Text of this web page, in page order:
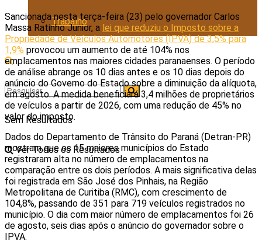
Trabalho
Sem Resultados
Ver Todos os Resultados
Sancionada nesta terça-feira (23) pelo governador Carlos
Massa Ratinho Junior, a lei que reduziu o Imposto sobre a
Propriedade de Veículos Automotores (IPVA) de 3,5% para
1,9% provocou um aumento de até 104% nos
emplacamentos nas maiores cidades paranaenses. O período
de análise abrange os 10 dias antes e os 10 dias depois do
anúncio do Governo do Estado sobre a diminuição da alíquota,
em agosto. A medida beneficiará 3,4 milhões de proprietários
de veículos a partir de 2026, com uma redução de 45% no
valor do imposto.
Dados do Departamento de Trânsito do Paraná (Detran-PR)
mostram que os 15 maiores municípios do Estado
registraram alta no número de emplacamentos na
comparação entre os dois períodos. A mais significativa delas
foi registrada em São José dos Pinhais, na Região
Metropolitana de Curitiba (RMC), com crescimento de
104,8%, passando de 351 para 719 veículos registrados no
município. O dia com maior número de emplacamentos foi 26
de agosto, seis dias após o anúncio do governador sobre o
IPVA.